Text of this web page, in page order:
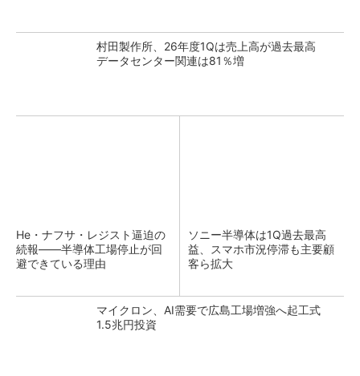
村田製作所、26年度1Qは売上高が過去最高
データセンター関連は81％増
He・ナフサ・レジスト逼迫の
続報――半導体工場停止が回
避できている理由
ソニー半導体は1Q過去最高
益、スマホ市況停滞も主要顧
客ら拡大
マイクロン、AI需要で広島工場増強へ起工式
1.5兆円投資